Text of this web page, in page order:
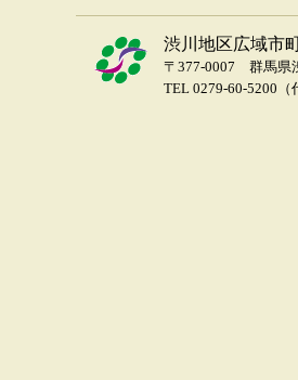
渋川地区広域市
〒377-0007 群馬県
TEL 0279-60-5200